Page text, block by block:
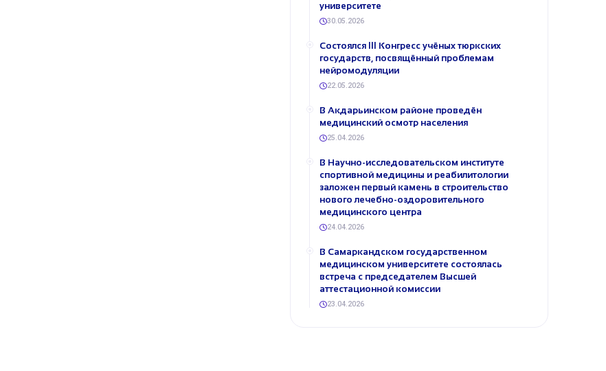
университете
30.05.2026
Состоялся III Конгресс учёных тюркских
государств, посвящённый проблемам
нейромодуляции
22.05.2026
В Акдарьинском районе проведён
медицинский осмотр населения
25.04.2026
В Научно-исследовательском институте
спортивной медицины и реабилитологии
заложен первый камень в строительство
нового лечебно-оздоровительного
медицинского центра
24.04.2026
В Самаркандском государственном
медицинском университете состоялась
встреча с председателем Высшей
аттестационной комиссии
23.04.2026